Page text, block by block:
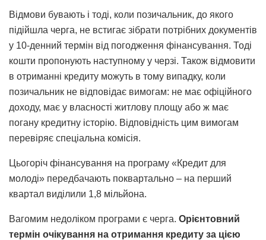
Відмови бувають і тоді, коли позичальник, до якого
підійшла черга, не встигає зібрати потрібних документів
у 10-денний термін від погодження фінансування. Тоді
кошти пропонують наступному у черзі. Також відмовити
в отриманні кредиту можуть в тому випадку, коли
позичальник не відповідає вимогам: не має офіційного
доходу, має у власності житлову площу або ж має
погану кредитну історію. Відповідність цим вимогам
перевіряє спеціальна комісія.
Цьогоріч фінансування на програму «Кредит для
молоді» передбачають поквартально – на перший
квартал виділили 1,8 мільйона.
Вагомим недоліком програми є черга. Орієнтовний
термін очікування на отримання кредиту за цією